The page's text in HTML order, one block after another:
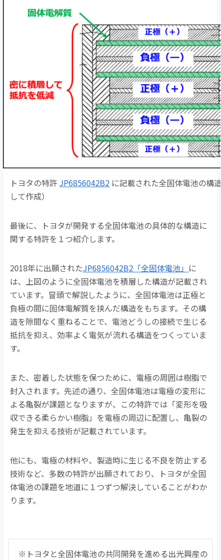
トヨタの特許 JP6856042B2 に記載された全固体電池の構
して作成）
最後に、トヨタが開発する全固体電池の具体的な構造に
関する特許を１つ紹介します。
2018年に出願されたJP6856042B2「全固体電池」 に
は、上図のように全固体電池を積層した構造が記載され
ています。冒頭で解説したように、全固体電池は正極と
負極の間に固体電解質を挟んだ構造をもちます。その構
造を隙間なく重ねることで、電池どうしの接続で生じる
抵抗を抑え、効率よく電気が流れる構造をつくっていま
す。
また、密着した状態を保つために、電極の周囲は樹脂で
封入されます。先述の通り、全固体電池は電極の変形に
よる亀裂が課題となりますが、この特許では「変形を吸
収できる柔らかい樹脂」を電極の周辺に配置し、亀裂の
発生を抑える技術が記載されています。
他にも、電極の材料や、製造時に生じる不良を防止する
技術など、多数の特許が出願されており、トヨタが全固
体電池の課題を地道に１つずつ解決していることがわか
ります。
※トヨタと全固体電池の共同開発を進める出光興産の